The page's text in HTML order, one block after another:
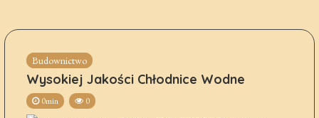
Budownictwo
Wysokiej Jakości Chłodnice Wodne
0min 0